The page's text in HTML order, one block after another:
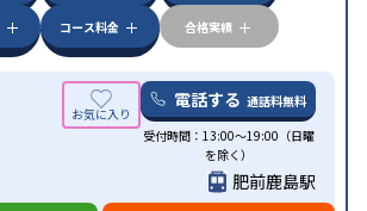
コース料金 合格実績
電話する 通話料無料
受付時間：13:00〜19:00（日曜
を除く）
肥前鹿島駅